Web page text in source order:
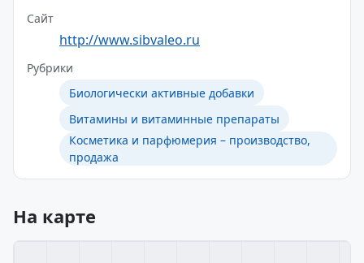
Сайт
http://www.sibvaleo.ru
Рубрики
Биологически активные добавки
Витамины и витаминные препараты
Косметика и парфюмерия – производство,
продажа
На карте